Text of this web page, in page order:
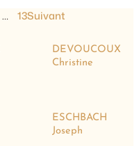
… 13Suivant
DEVOUCOUX
Christine
ESCHBACH
Joseph